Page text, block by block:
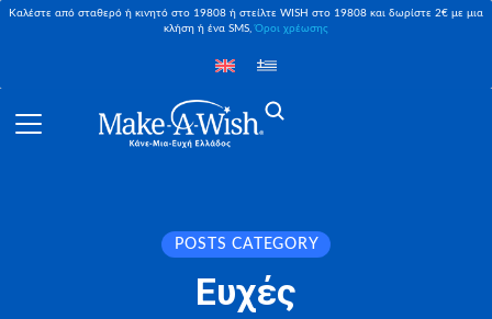
Καλέστε από σταθερό ή κινητό στο 19808 ή στείλτε WISH στο 19808 και δωρίστε 2€ με μια
κλήση ή ένα SMS,Όροι χρέωσης
POSTS CATEGORY
Ευχές